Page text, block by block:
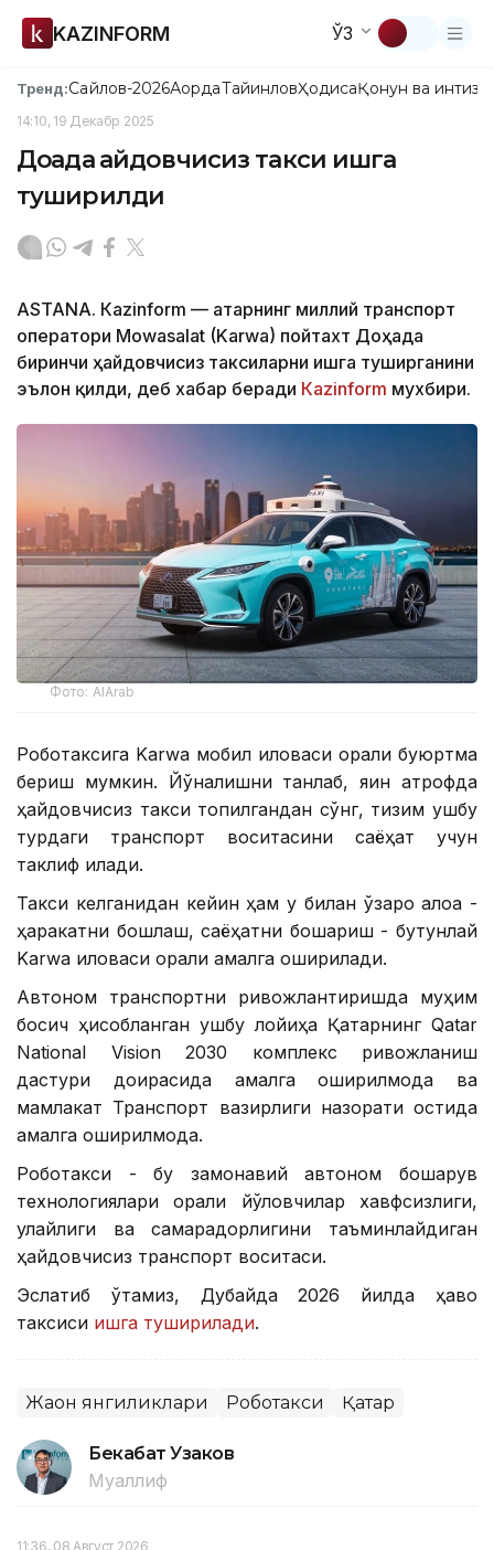
KAZINFORM ЎЗ
Тренд:Сайлов-2026АқордаТайинловҲодисаҚонун ва
14:10, 19 Декабр 2025
Доҳада ҳайдовчисиз такси ишга
туширилди
ASTANА. Кazinform — Қатарнинг миллий транспорт
оператори Mowasalat (Karwa) пойтахт Доҳада
биринчи ҳайдовчисиз таксиларни ишга туширганини
эълон қилди, деб хабар беради Каzinform мухбири.
Фото: AlArab
Роботаксига Karwa мобил иловаси орқали буюртма
бериш мумкин. Йўналишни танлаб, яқин атрофда
ҳайдовчисиз такси топилгандан сўнг, тизим ушбу
турдаги транспорт воситасини саёҳат учун
таклиф қилади.
Такси келганидан кейин ҳам у билан ўзаро алоқа -
ҳаракатни бошлаш, саёҳатни бошқариш - бутунлай
Karwa иловаси орқали амалга оширилади.
Автоном транспортни ривожлантиришда муҳим
босқич ҳисобланган ушбу лойиҳа Қатарнинг Qatar
National Vision 2030 комплекс ривожланиш
дастури доирасида амалга оширилмоқда ва
мамлакат Транспорт вазирлиги назорати остида
амалга оширилмоқда.
Роботакси - бу замонавий автоном бошқарув
технологиялари орқали йўловчилар хавфсизлиги,
қулайлиги ва самарадорлигини таъминлайдиган
ҳайдовчисиз транспорт воситаси.
Эслатиб ўтамиз, Дубайда 2026 йилда ҳаво
таксиси ишга туширилади.
Жаҳон янгиликлари Роботакси Қатар
Бекабат Узаков
Муаллиф
11:36, 08 Август 2026